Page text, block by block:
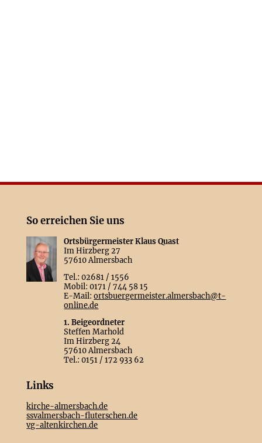
So erreichen Sie uns
Ortsbürgermeister Klaus Quast
Im Hirzberg 27
57610 Almersbach
Tel.: 02681 / 1556
Mobil: 0171 / 744 58 15
E-Mail:ortsbuergermeister.almersbach@t-
online.de
1. Beigeordneter
Steffen Marhold
Im Hirzberg 24
57610 Almersbach
Tel.: 0151 / 172 933 62
Links
kirche-almersbach.de
ssvalmersbach-fluterschen.de
vg-altenkirchen.de